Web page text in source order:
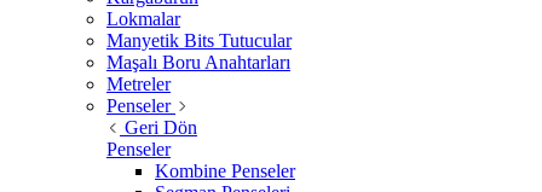
Lokmalar
Manyetik Bits Tutucular
Maşalı Boru Anahtarları
Metreler
Penseler
Geri Dön
Penseler
Kombine Penseler